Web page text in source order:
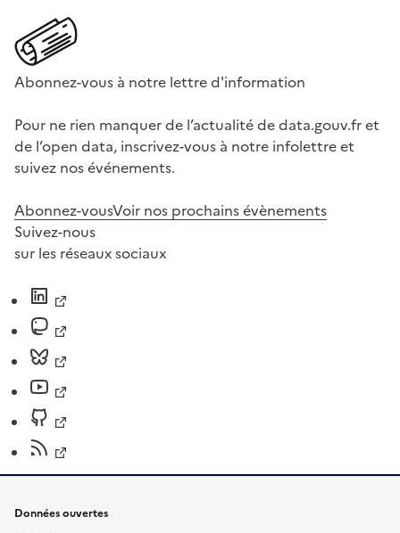
Abonnez-vous à notre lettre d'information
Pour ne rien manquer de l’actualité de data.gouv.fr et
de l’open data, inscrivez-vous à notre infolettre et
suivez nos événements.
Abonnez-vousVoir nos prochains évènements
Suivez-nous
sur les réseaux sociaux
Données ouvertes